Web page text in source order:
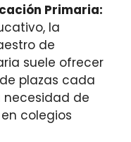
Primaria:
la
de
suele ofrecer
plazas cada
necesidad de
colegios